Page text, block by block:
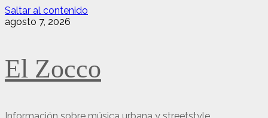
Saltar al contenido
agosto 7, 2026
El Zocco